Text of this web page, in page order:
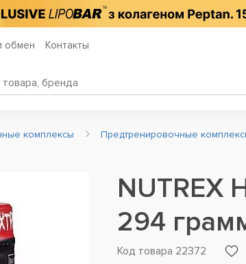
обмен Контакты
комплексы Предтренировочные
NUTREX
294
Код товара 22372